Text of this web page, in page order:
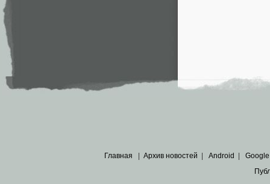
Главная Архив новостей Android Google